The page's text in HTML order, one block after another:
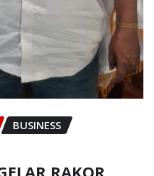
BUSINESS
RAKOR